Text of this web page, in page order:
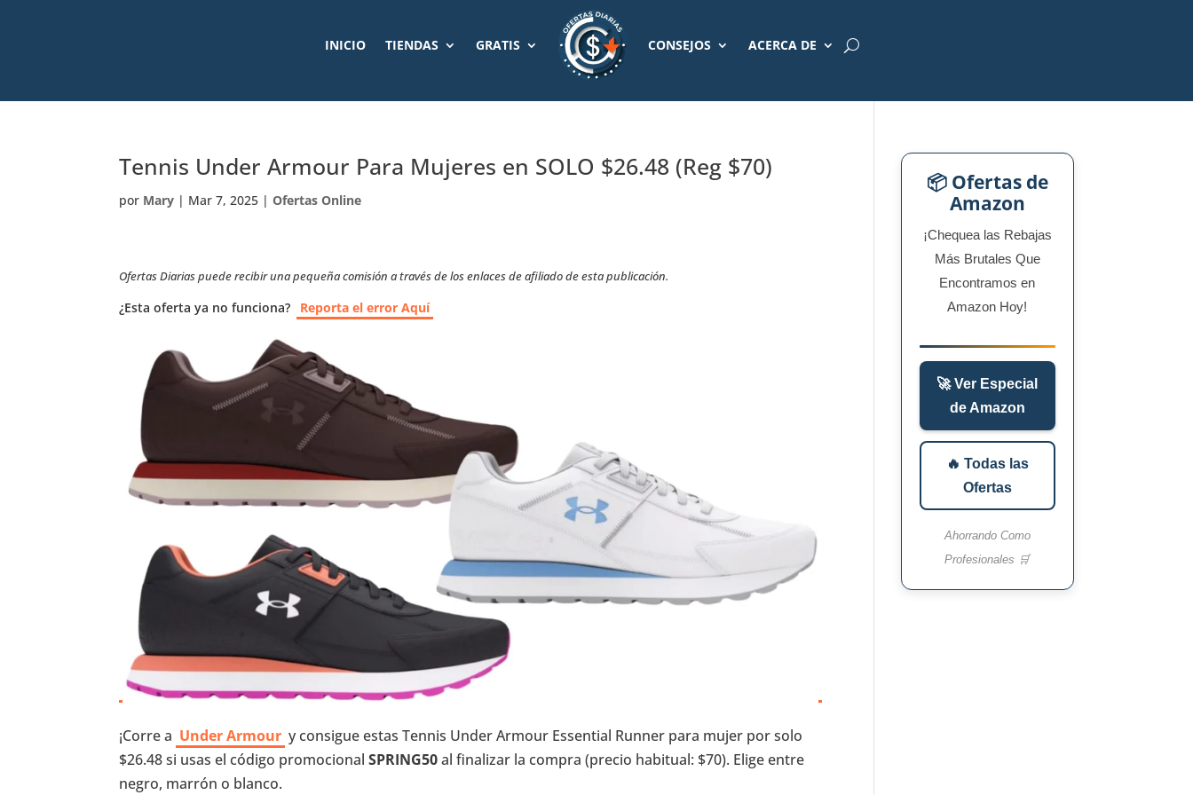
INICIO TIENDAS GRATIS CONSEJOS ACERCA DE
Tennis Under Armour Para Mujeres en SOLO $26.48 (Reg $70)
por Mary | Mar 7, 2025 |Ofertas Online
Ofertas Diarias puede recibir una pequeña comisión a través de los enlaces de afiliado de esta publicación.
¿Esta oferta ya no funciona? Reporta el error Aquí
¡Corre a Under Armour y consigue estas Tennis Under Armour Essential Runner para mujer por solo
$26.48 si usas el código promocionalSPRING50al finalizar la compra (precio habitual: $70). Elige entre
negro, marrón o blanco.
📦 Ofertas de
Amazon
¡Chequea las Rebajas
Más Brutales Que
Encontramos en
Amazon Hoy!
🚀 Ver Especial
de Amazon
🔥 Todas las
Ofertas
Ahorrando Como
Profesionales 🛒